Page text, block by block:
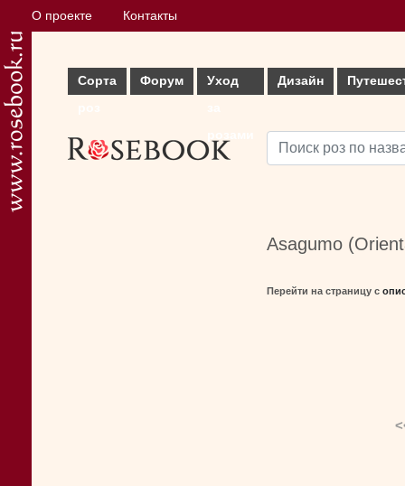
О проекте Контакты
Сорта
Форум
Уход
Дизайн
Asagumo
Перейти на страницу с